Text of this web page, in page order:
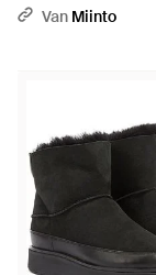
Met Kwastjes - Zwart
Van Miinto